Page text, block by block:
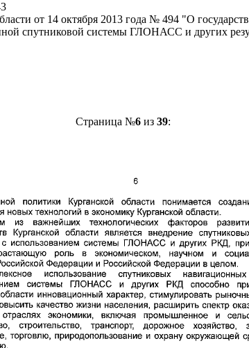
от 14 октября 2013 года № 494 "О
спутниковой системы ГЛОНАСС и других
Страница №6из 39: